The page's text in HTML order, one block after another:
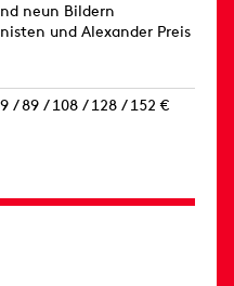
neun Bildern
und Alexander Preis
/ 89 / 108 / 128 / 152 €